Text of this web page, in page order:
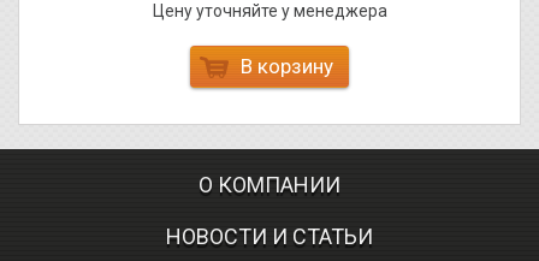
Цену уточняйте у менеджера
В корзину
О КОМПАНИИ
НОВОСТИ И СТАТЬИ